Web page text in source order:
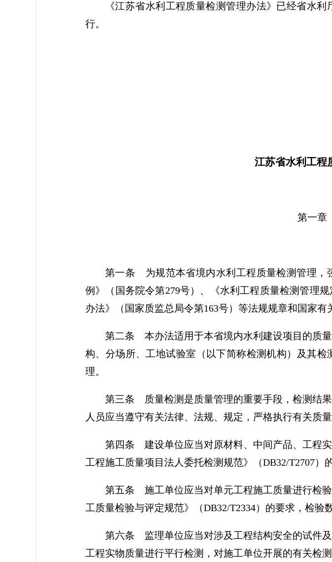
《江苏省水利工程质量检测管理办法》已经省水
行。
江苏
2018年
江苏省水利工程
第一
第一条 为规范本省境内水利工程质量检测管理，
例》（国务院令第279号）、《水利工程质量检测管理
办法》（国家质监总局令第163号）等法规规章和国家有
第二条 本办法适用于本省境内水利建设项目的质
构、分场所、工地试验室（以下简称检测机构）及其
理。
第三条 质量检测是质量管理的重要手段，检测结
人员应当遵守有关法律、法规、规定，严格执行有关质
第四条 建设单位应当对原材料、中间产品、工程
工程施工质量项目法人委托检测规范》（DB32/T2707）
第五条 施工单位应当对单元工程施工质量进行检
工质量检验与评定规范》（DB32/T2334）的要求，检验
第六条 监理单位应当对涉及工程结构安全的试件
工程实物质量进行平行检测，对施工单位开展的有关检